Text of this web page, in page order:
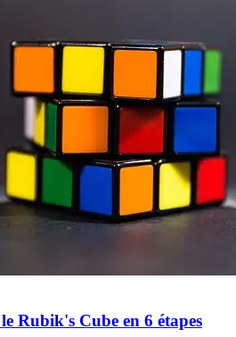
Rubik's Cube en 6 étapes